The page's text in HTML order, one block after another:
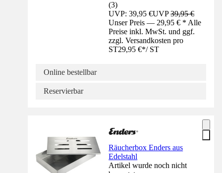
(3)
UVP: 39,95 €UVP39,95 €
Unser Preis — 29,95 € * Alle
Preise inkl. MwSt. und ggf.
zzgl. Versandkosten pro
ST29,95 €*/ ST
Online bestellbar
Reservierbar
Räucherbox Enders aus
Edelstahl
Artikel wurde noch nicht